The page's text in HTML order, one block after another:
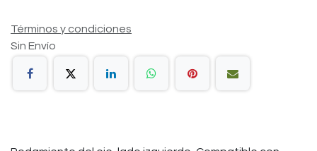
Términos y condiciones
Sin Envío